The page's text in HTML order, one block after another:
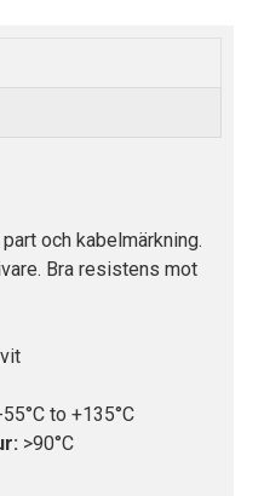
och kabelmärkning.
Bra resistens mot
55°C to +135°C
>90°C